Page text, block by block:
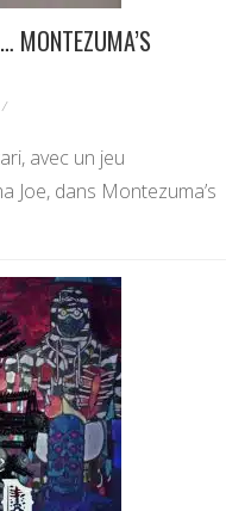
MONTEZUMA’S
/
avec un jeu
Joe, dans Montezuma’s